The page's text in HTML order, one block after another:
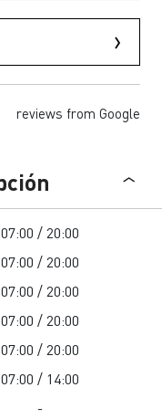
reviews from Google
07:00 / 20:00
07:00 / 20:00
07:00 / 20:00
07:00 / 20:00
07:00 / 20:00
07:00 / 14:00
-